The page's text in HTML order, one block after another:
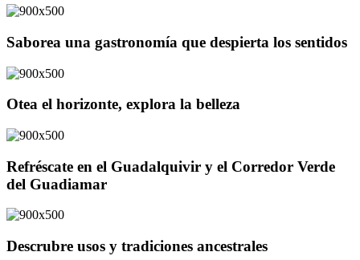
Saborea una gastronomía que despierta los sentidos
Otea el horizonte, explora la belleza
Refréscate en el Guadalquivir y el Corredor Verde
del Guadiamar
Descrubre usos y tradiciones ancestrales